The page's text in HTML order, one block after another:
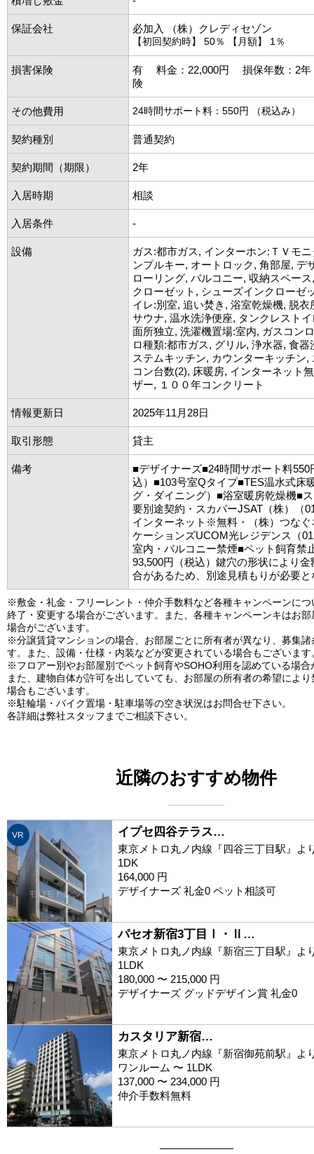
保証会社 必加入 （株）クレディセゾン
【初回契約時】 50％ 【月額】 1％
損害保険
有 料金：22,000円 損保年数：2
険
その他費用 24時間サポート料：550円 （税込み）
契約種別 普通契約
契約期間（期限） 2年
入居時期 相談
入居条件 -
設備
ガス:都市ガス, インターホン:ＴＶモ
ンプルキー, オートロック, 角部屋, デ
ローリング, バルコニー, 収納スペー
クローゼット, シューズインクローゼ
イレ:別室, 追い焚き, 浴室乾燥機, 脱衣
サウナ, 温水洗浄便座, タンクレスト
面所独立, 洗濯機置場:室内, ガスコン
ロ種類:都市ガス, グリル, 浄水器, 食器
ステムキッチン, カウンターキッチン,
コン台数(2), 床暖房, インターネット
ザー, １００年コンクリート
情報更新日 2025年11月28日
取引形態 貸主
備考
■デザイナーズ■24時間サポート料550
込）■103号室Qタイプ■TES温水式床
グ・ダイニング）■浴室暖房乾燥機■
要別途契約・スカパーJSAT（株）（
インターネット※無料・（株）つなぐ
ケーションズUCOM光レジデンス（
室内・バルコニー禁煙■ペット飼育禁
93,500円（税込）鍵穴の形状により
合があるため、別途見積もりが必要
※敷金・礼金・フリーレント・仲介手数料など各種キャンペーンにつ
終了・変更する場合がございます。また、各種キャンペーンキはお
場合がございます。
※分譲賃貸マンションの場合、お部屋ごとに所有者が異なり、募集諸
す。また、設備・仕様・内装などが変更されている場合もございます
※フロアー別やお部屋別でペット飼育やSOHO利用を認めている場合
また、建物自体が許可を出していても、お部屋の所有者の希望によ
場合もございます。
※駐輪場・バイク置場・駐車場等の空き状況はお問合せ下さい。
各詳細は弊社スタッフまでご相談下さい。
近隣のおすすめ物件
VR イプセ四谷テラス…
東京メトロ丸ノ内線『四谷三丁目駅』よ
1DK
164,000 円
デザイナーズ 礼金0 ペット相談可
パセオ新宿3丁目Ⅰ・Ⅱ…
東京メトロ丸ノ内線『新宿三丁目駅』よ
1LDK
180,000 〜 215,000 円
デザイナーズ グッドデザイン賞 礼金0
カスタリア新宿…
東京メトロ丸ノ内線『新宿御苑前駅』よ
ワンルーム 〜 1LDK
137,000 〜 234,000 円
仲介手数料無料